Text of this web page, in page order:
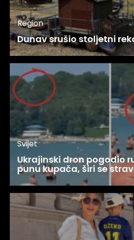
Region
Dunav srušio stoljetni
Svijet
Ukrajinski dron pogodio
punu kupača, širi se